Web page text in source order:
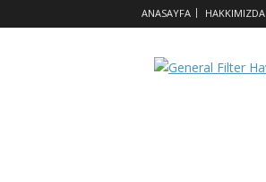
ANASAYFA HAKKIMIZDA